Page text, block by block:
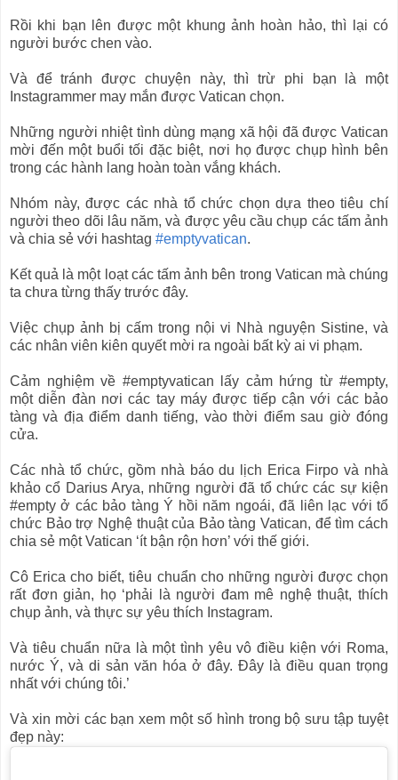
Rồi khi bạn lên được một khung ảnh hoàn hảo, thì lại có
người bước chen vào.
Và để tránh được chuyện này, thì trừ phi bạn là một
Instagrammer may mắn được Vatican chọn.
Những người nhiệt tình dùng mạng xã hội đã được Vatican
mời đến một buổi tối đặc biệt, nơi họ được chụp hình bên
trong các hành lang hoàn toàn vắng khách.
Nhóm này, được các nhà tổ chức chọn dựa theo tiêu chí
người theo dõi lâu năm, và được yêu cầu chụp các tấm ảnh
và chia sẻ với hashtag #emptyvatican.
Kết quả là một loạt các tấm ảnh bên trong Vatican mà chúng
ta chưa từng thấy trước đây.
Việc chụp ảnh bị cấm trong nội vi Nhà nguyện Sistine, và
các nhân viên kiên quyết mời ra ngoài bất kỳ ai vi phạm.
Cảm nghiệm về #emptyvatican lấy cảm hứng từ #empty,
một diễn đàn nơi các tay máy được tiếp cận với các bảo
tàng và địa điểm danh tiếng, vào thời điểm sau giờ đóng
cửa.
Các nhà tổ chức, gồm nhà báo du lịch Erica Firpo và nhà
khảo cổ Darius Arya, những người đã tổ chức các sự kiện
#empty ở các bảo tàng Ý hồi năm ngoái, đã liên lạc với tổ
chức Bảo trợ Nghệ thuật của Bảo tàng Vatican, để tìm cách
chia sẻ một Vatican ‘ít bận rộn hơn’ với thế giới.
Cô Erica cho biết, tiêu chuẩn cho những người được chọn
rất đơn giản, họ ‘phải là người đam mê nghệ thuật, thích
chụp ảnh, và thực sự yêu thích Instagram.
Và tiêu chuẩn nữa là một tình yêu vô điều kiện với Roma,
nước Ý, và di sản văn hóa ở đây. Đây là điều quan trọng
nhất với chúng tôi.’
Và xin mời các bạn xem một số hình trong bộ sưu tập tuyệt
đẹp này: